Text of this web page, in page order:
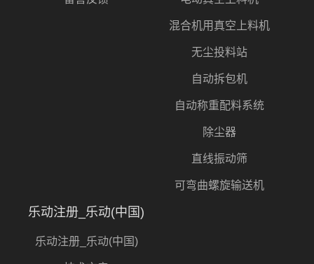
混合机用真空上料机
无尘投料站
自动拆包机
自动称重配料系统
除尘器
直线振动筛
可弯曲螺旋输送机
乐动注册_乐动(中国)
乐动注册_乐动(中国)